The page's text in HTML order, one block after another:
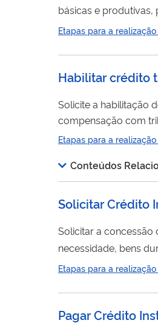
básicas e
Governo Federal. O serviço envolve o registro dos dados das famílias interessadas em comprar o imóvel rural, da propriedade
rural, dos
Etapas para a
Habilitar crédito
Solicite a habilitação
compensação com
serão habilitados
Etapas para a
Conteúdos
Solicitar Crédito
Solicitar a concessão
são nove: Apoio Inicial;
Etapas para a
Pagar Crédito